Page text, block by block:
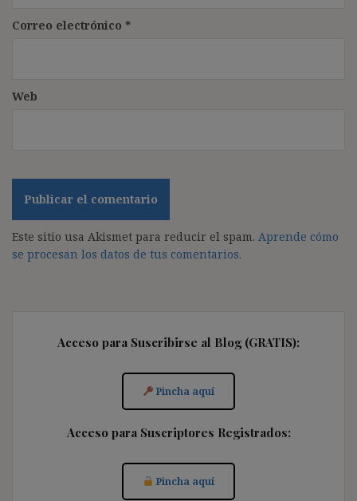
Correo electrónico *
Web
Este sitio usa Akismet para reducir el spam. Aprende cómo
se procesan los datos de tus comentarios.
Acceso para Suscribirse al Blog (GRATIS):
Pincha aquí
Acceso para Suscriptores Registrados:
Pincha aquí